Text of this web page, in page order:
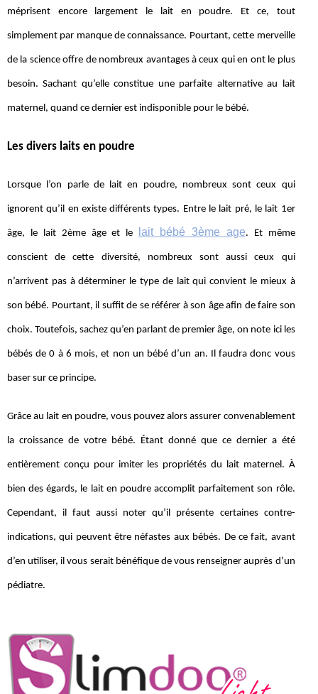
méprisent encore largement le lait en poudre. Et ce, tout
simplement par manque de connaissance. Pourtant, cette merveille
de la science offre de nombreux avantages à ceux qui en ont le plus
besoin. Sachant qu’elle constitue une parfaite alternative au lait
maternel, quand ce dernier est indisponible pour le bébé.
Les divers laits en poudre
Lorsque l’on parle de lait en poudre, nombreux sont ceux qui
ignorent qu’il en existe différents types. Entre le lait pré, le lait 1er
âge, le lait 2ème âge et le lait bébé 3ème age. Et même
conscient de cette diversité, nombreux sont aussi ceux qui
n’arrivent pas à déterminer le type de lait qui convient le mieux à
son bébé. Pourtant, il suffit de se référer à son âge afin de faire son
choix. Toutefois, sachez qu’en parlant de premier âge, on note ici les
bébés de 0 à 6 mois, et non un bébé d’un an. Il faudra donc vous
baser sur ce principe.
Grâce au lait en poudre, vous pouvez alors assurer convenablement
la croissance de votre bébé. Étant donné que ce dernier a été
entièrement conçu pour imiter les propriétés du lait maternel. À
bien des égards, le lait en poudre accomplit parfaitement son rôle.
Cependant, il faut aussi noter qu’il présente certaines contre-
indications, qui peuvent être néfastes aux bébés. De ce fait, avant
d’en utiliser, il vous serait bénéfique de vous renseigner auprès d’un
pédiatre.